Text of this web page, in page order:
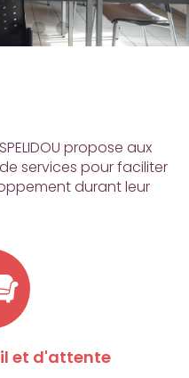
propose aux
services pour faciliter
durant leur
et d'attente